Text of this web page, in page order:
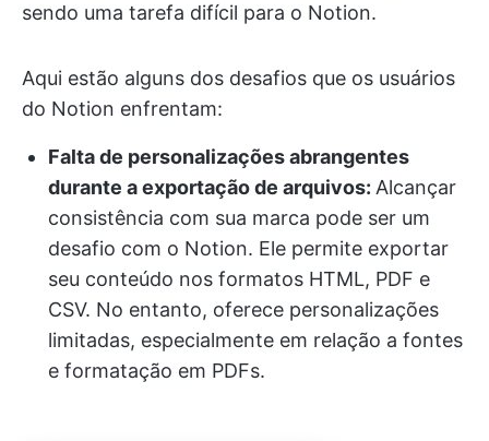
sendo uma tarefa difícil para o Notion.
Aqui estão alguns dos desafios que os usuários
do Notion enfrentam:
Falta de personalizações abrangentes
durante a exportação de arquivos: Alcançar
consistência com sua marca pode ser um
desafio com o Notion. Ele permite exportar
seu conteúdo nos formatos HTML, PDF e
CSV. No entanto, oferece personalizações
limitadas, especialmente em relação a fontes
e formatação em PDFs.